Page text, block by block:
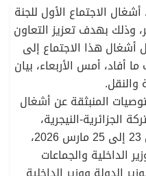
أشغال الاجتماع الأول للجنة
وذلك بهدف تعزيز التعاون
أشغال هذا الاجتماع إلى
ما أفاد، أمس الأربعاء، بيان
والنقل.
المنبثقة عن أشغال
الجزائرية-النيجرية،
المنعقدة بنيامي خلال الفترة من 23 إلى 25 مارس 2026،
الداخلية والجماعات